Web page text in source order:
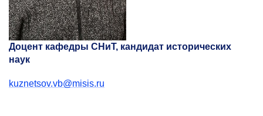
Доцент кафедры СНиТ, кандидат исторических
наук
kuznetsov.vb@misis.ru